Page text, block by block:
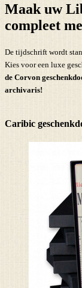
Maak uw
compleet
De tijdschrift wordt
Kies voor een luxe
de Corvon
archivaris!
Caribic